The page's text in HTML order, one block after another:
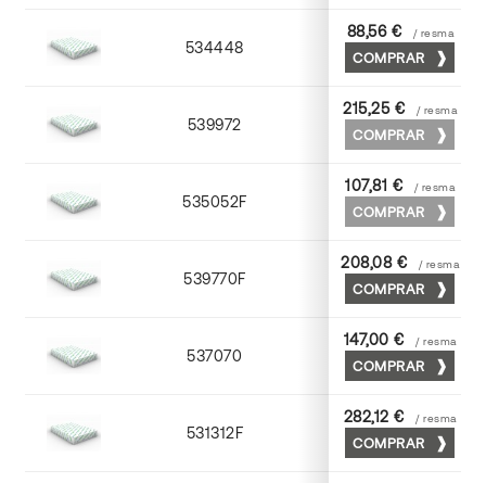
534448 45 x 64
88,56 € / resma
COMPRAR
539972 70 x 100
215,25 € / resma
COMPRAR
535052F 52 x 70
107,81 € / resma
COMPRAR
539770F 70 x 100
208,08 € / resma
COMPRAR
537070 70 x 100
147,00 € / resma
COMPRAR
531312F 72 x 102
282,12 € / resma
COMPRAR